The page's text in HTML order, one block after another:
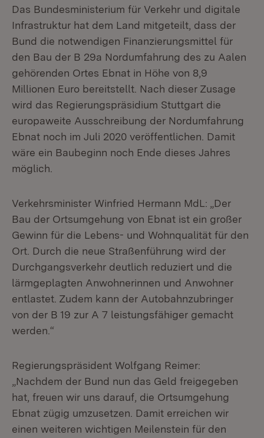
Das Bundesministerium für Verkehr und digitale
Infrastruktur hat dem Land mitgeteilt, dass der
Bund die notwendigen Finanzierungsmittel für
den Bau der B 29a Nordumfahrung des zu Aalen
gehörenden Ortes Ebnat in Höhe von 8,9
Millionen Euro bereitstellt. Nach dieser Zusage
wird das Regierungspräsidium Stuttgart die
europaweite Ausschreibung der Nordumfahrung
Ebnat noch im Juli 2020 veröffentlichen. Damit
wäre ein Baubeginn noch Ende dieses Jahres
möglich.
Verkehrsminister Winfried Hermann MdL: „Der
Bau der Ortsumgehung von Ebnat ist ein großer
Gewinn für die Lebens- und Wohnqualität für den
Ort. Durch die neue Straßenführung wird der
Durchgangsverkehr deutlich reduziert und die
lärmgeplagten Anwohnerinnen und Anwohner
entlastet. Zudem kann der Autobahnzubringer
von der B 19 zur A 7 leistungsfähiger gemacht
werden.“
Regierungspräsident Wolfgang Reimer:
„Nachdem der Bund nun das Geld freigegeben
hat, freuen wir uns darauf, die Ortsumgehung
Ebnat zügig umzusetzen. Damit erreichen wir
einen weiteren wichtigen Meilenstein für den